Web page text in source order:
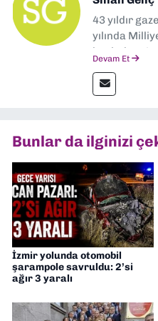
43 yıldır
yılında
başladım.
muhabir,
müdürü
Devam Et
Bunlar da ilginizi
İzmir yolunda otomobil
şarampole savruldu: 2’si
ağır 3 yaralı